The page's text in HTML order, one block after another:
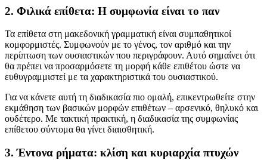
2. Φιλικά επίθετα: Η συμφωνία είναι το παν
Τα επίθετα στη μακεδονική γραμματική είναι συμπαθητικοί
κομφορμιστές. Συμφωνούν με το γένος, τον αριθμό και την
περίπτωση των ουσιαστικών που περιγράφουν. Αυτό σημαίνει ότι
θα πρέπει να προσαρμόσετε τη μορφή κάθε επιθέτου ώστε να
ευθυγραμμιστεί με τα χαρακτηριστικά του ουσιαστικού.
Για να κάνετε αυτή τη διαδικασία πιο ομαλή, επικεντρωθείτε στην
εκμάθηση των βασικών μορφών επιθέτων – αρσενικό, θηλυκό και
ουδέτερο. Με τακτική πρακτική, η διαδικασία της συμφωνίας
επίθετου σύντομα θα γίνει διαισθητική.
3. Έντονα ρήματα: κλίση και κυριαρχία πτυχών